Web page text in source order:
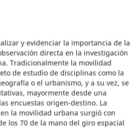
y evidenciar la importancia de la
directa en la investigación
Tradicionalmente la movilidad
de estudio de disciplinas como la
o el urbanismo, y a su vez, se
mayormente desde una
encuestas origen-destino. La
la movilidad urbana surgió con
los 70 de la mano del giro espacial